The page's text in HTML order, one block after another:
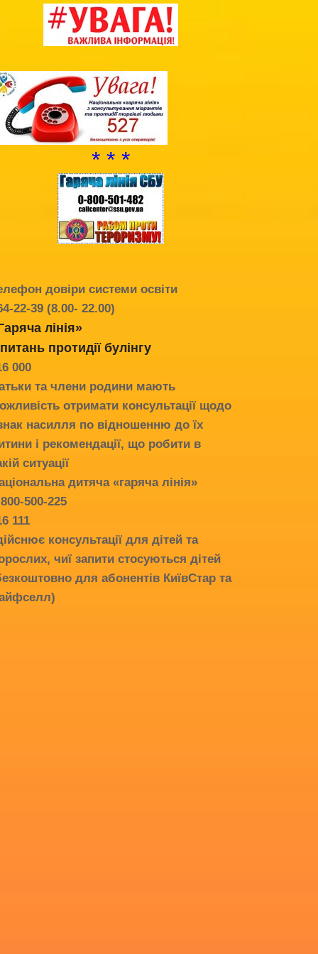
Благодійна допомога
Додаткова інформація
(вихованців)
НМТ 2025
* * *
довіри системи освіти
22-39 (8.00- 22.00)
лінія»
протидії булінгу
000
та члени родини мають
отримати консультації щодо
насилля по відношенню до їх
і рекомендації, що робити в
ситуації
дитяча «гаряча лінія»
500-225
111
консультації для дітей та
чиї запити стосуються дітей
для абонентів КиївСтар та